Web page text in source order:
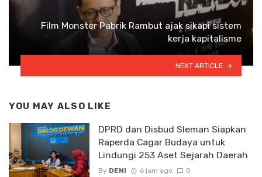
Film Monster Pabrik Rambut ajak sikapi sistem
kerja kapitalisme
NEXT ARTICLE
YOU MAY ALSO LIKE
DPRD dan Disbud Sleman Siapkan
Raperda Cagar Budaya untuk
Lindungi 253 Aset Sejarah Daerah
By DENI 6 jam ago 0